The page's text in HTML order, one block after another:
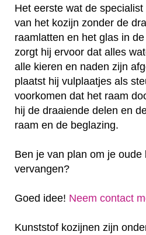
Het eerste wat de
van het kozijn zonder de
raamlatten en het glas in
zorgt hij ervoor dat alles
alle kieren en naden zijn
plaatst hij vulplaatjes als
voorkomen dat het raam
hij de draaiende delen en
raam en de beglazing.
Ben je van plan om je oude
vervangen?
Goed idee! Neem contact
Kunststof kozijnen zijn